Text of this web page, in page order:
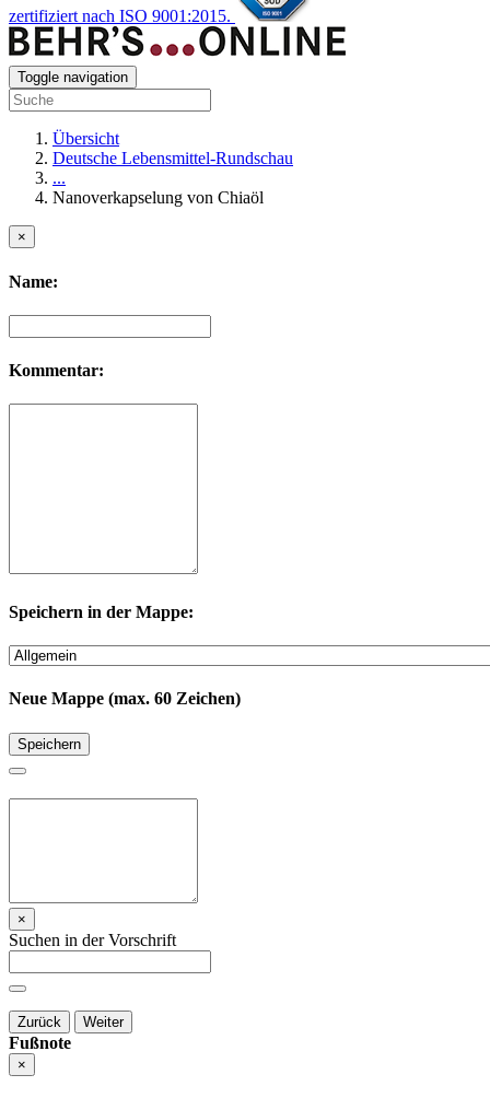
zertifiziert nach ISO 9001:2015.
Toggle navigation
Übersicht
Deutsche Lebensmittel-Rundschau
...
Nanoverkapselung von Chiaöl
×
Name:
Kommentar:
Speichern in der Mappe:
Neue Mappe (max. 60 Zeichen)
Speichern
×
Suchen in der Vorschrift
Zurück Weiter
Fußnote
×